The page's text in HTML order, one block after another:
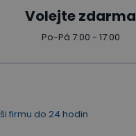
Volejte zdarma
Po-Pá 7:00 - 17:00
firmu do 24 hodin